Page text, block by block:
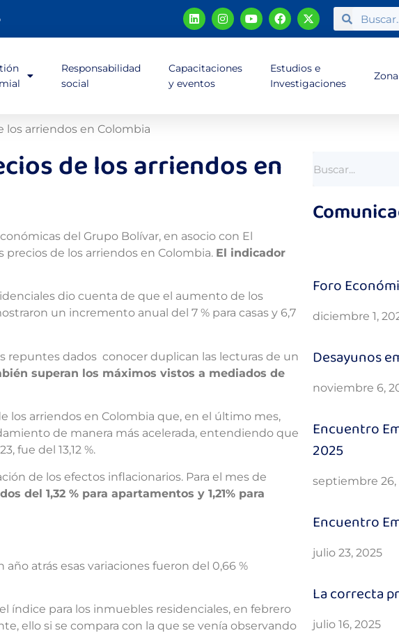
Responsabilidad
social
Capacitaciones
y eventos
Estudios e
Investigaciones
los arriendos en Colombia
de los arriendos en
del Grupo Bolívar, en asocio con El
de los arriendos en Colombia. El indicador
dio cuenta de que el aumento de los
un incremento anual del 7 % para casas y 6,7
repuntes dados conocer duplican las lecturas de un
superan los máximos vistos a mediados de
los arriendos en Colombia que, en el último mes,
de manera más acelerada, entendiendo que
fue del 13,12 %.
de los efectos inflacionarios. Para el mes de
del 1,32 % para apartamentos y 1,21% para
atrás esas variaciones fueron del 0,66 %
índice para los inmuebles residenciales, en febrero
ello si se compara con la que se venía observando
Foro
diciembre 1,
Desayunos
noviembre 6,
Encuentro
2025
septiembre 26,
Encuentro
julio 23, 2025
La correcta
julio 16, 2025